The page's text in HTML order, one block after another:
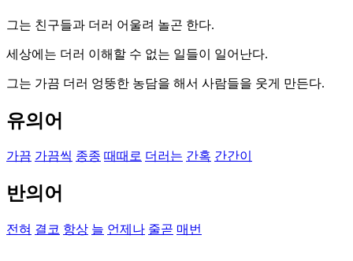
그는 친구들과 더러 어울려 놀곤 한다.
세상에는 더러 이해할 수 없는 일들이 일어난다.
그는 가끔 더러 엉뚱한 농담을 해서 사람들을 웃게 만든다.
유의어
가끔 가끔씩 종종 때때로 더러는 간혹 간간이
반의어
전혀 결코 항상 늘 언제나 줄곧 매번